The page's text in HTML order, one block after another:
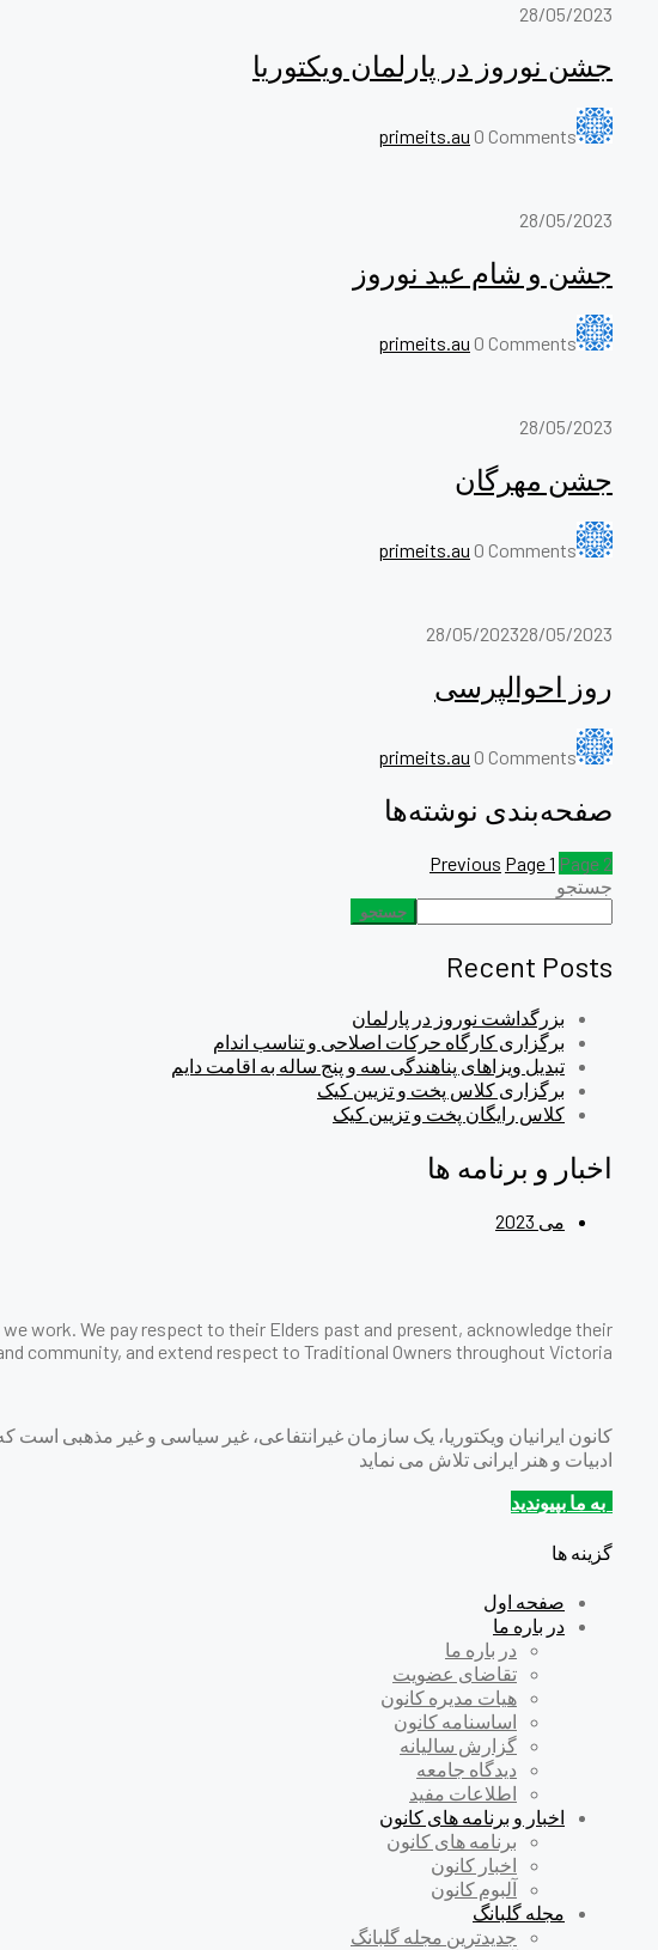
28/05/2023
جشن نوروز در پارلمان ویکتوریا
primeits.au 0 Comments
28/05/2023
جشن و شام عید نوروز
primeits.au 0 Comments
28/05/2023
جشن مهرگان
primeits.au 0 Comments
28/05/202328/05/2023
روز احوالپرسی
primeits.au 0 Comments
صفحه‌بندی نوشته‌ها
Previous Page1 Page 2
جستجو
جستجو
Recent Posts
بزرگداشت نوروز در پارلمان
برگزاری کارگاه حرکات اصلاحی و تناسب اندام
تبدیل ویزاهای پناهندگی سه و پنج ساله به اقامت دایم
برگزاری کلاس پخت و تزیین کیک
کلاس رایگان پخت و تزیین کیک
اخبار و برنامه ها
می 2023
work. We pay respect to their Elders past and present, acknowledge their
community, and extend respect to Traditional Owners throughout Victoria.
ادبيات و هنر ايرانى تلاش می نماید
به ما بپیوندید
گزینه ها
صفحه اول
در باره ما
در باره ما
تقاضای عضویت
هیات مدیره کانون
اساسنامه کانون
گزارش سالیانه
دیدگاه جامعه
اطلاعات مفید
اخبار و برنامه های کانون
برنامه های کانون
اخبار کانون
آلبوم کانون
مجله گلبانگ
جدیدترین مجله گلبانگ